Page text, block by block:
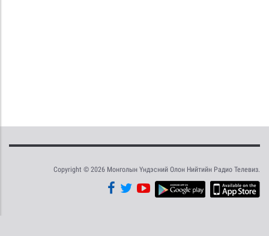
Copyright © 2026 Монголын Үндэсний Олон Нийтийн Радио Телевиз.